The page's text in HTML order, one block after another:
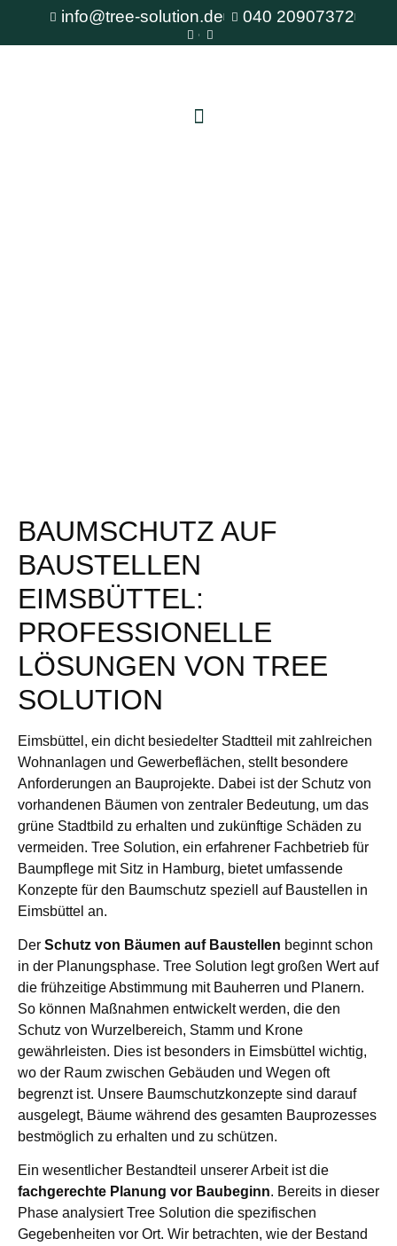
info@tree-solution.de 040 20907372
BAUMSCHUTZ AUF
BAUSTELLEN
EIMSBÜTTEL:
PROFESSIONELLE
LÖSUNGEN VON TREE
SOLUTION
Eimsbüttel, ein dicht besiedelter Stadtteil mit zahlreichen
Wohnanlagen und Gewerbeflächen, stellt besondere
Anforderungen an Bauprojekte. Dabei ist der Schutz von
vorhandenen Bäumen von zentraler Bedeutung, um das
grüne Stadtbild zu erhalten und zukünftige Schäden zu
vermeiden. Tree Solution, ein erfahrener Fachbetrieb für
Baumpflege mit Sitz in Hamburg, bietet umfassende
Konzepte für den Baumschutz speziell auf Baustellen in
Eimsbüttel an.
Der Schutz von Bäumen auf Baustellen beginnt schon
in der Planungsphase. Tree Solution legt großen Wert auf
die frühzeitige Abstimmung mit Bauherren und Planern.
So können Maßnahmen entwickelt werden, die den
Schutz von Wurzelbereich, Stamm und Krone
gewährleisten. Dies ist besonders in Eimsbüttel wichtig,
wo der Raum zwischen Gebäuden und Wegen oft
begrenzt ist. Unsere Baumschutzkonzepte sind darauf
ausgelegt, Bäume während des gesamten Bauprozesses
bestmöglich zu erhalten und zu schützen.
Ein wesentlicher Bestandteil unserer Arbeit ist die
fachgerechte Planung vor Baubeginn. Bereits in dieser
Phase analysiert Tree Solution die spezifischen
Gegebenheiten vor Ort. Wir betrachten, wie der Bestand